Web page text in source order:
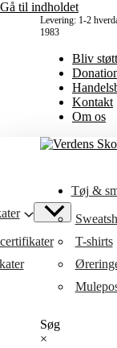
Gå til indholdet
Levering: 1-2
1983
Bliv
Kontakt
Om os
Tøj &
T-shirts
Søg
×